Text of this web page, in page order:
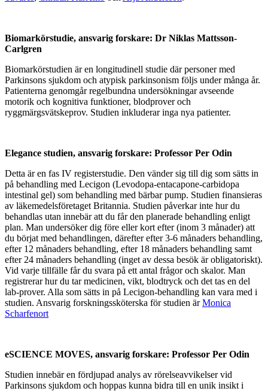
Biomarkörstudie, ansvarig forskare: Dr Niklas Mattsson-
Carlgren
Biomarkörstudien är en longitudinell studie där personer med
Parkinsons sjukdom och atypisk parkinsonism följs under många år.
Patienterna genomgår regelbundna undersökningar avseende
motorik och kognitiva funktioner, blodprover och
ryggmärgsvätskeprov. Studien inkluderar inga nya patienter.
Elegance studien, ansvarig forskare: Professor Per Odin
Detta är en fas IV registerstudie. Den vänder sig till dig som sätts in
på behandling med Lecigon (Levodopa-entacapone-carbidopa
intestinal gel) som behandling med bärbar pump. Studien finansieras
av läkemedelsföretaget Britannia. Studien påverkar inte hur du
behandlas utan innebär att du får den planerade behandling enligt
plan. Man undersöker dig före eller kort efter (inom 3 månader) att
du börjat med behandlingen, därefter efter 3-6 månaders behandling,
efter 12 månaders behandling, efter 18 månaders behandling samt
efter 24 månaders behandling (inget av dessa besök är obligatoriskt).
Vid varje tillfälle får du svara på ett antal frågor och skalor. Man
registrerar hur du tar medicinen, vikt, blodtryck och det tas en del
lab-prover. Alla som sätts in på Lecigon-behandling kan vara med i
studien. Ansvarig forskningssköterska för studien ärMonica
Scharfenort
eSCIENCE MOVES, ansvarig forskare: Professor Per Odin
Studien innebär en fördjupad analys av rörelseavvikelser vid
Parkinsons sjukdom och hoppas kunna bidra till en unik insikt i